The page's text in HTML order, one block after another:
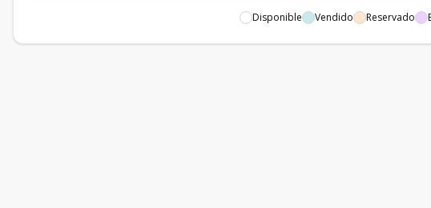
Disponible Vendido Reservado